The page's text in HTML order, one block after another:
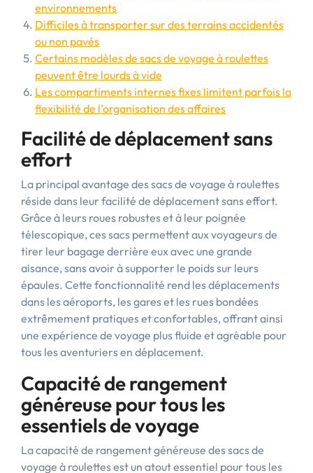
environnements
Difficiles à transporter sur des terrains accidentés
ou non pavés
Certains modèles de sacs de voyage à roulettes
peuvent être lourds à vide
Les compartiments internes fixes limitent parfois la
flexibilité de l’organisation des affaires
Facilité de déplacement sans
effort
La principal avantage des sacs de voyage à roulettes
réside dans leur facilité de déplacement sans effort.
Grâce à leurs roues robustes et à leur poignée
télescopique, ces sacs permettent aux voyageurs de
tirer leur bagage derrière eux avec une grande
aisance, sans avoir à supporter le poids sur leurs
épaules. Cette fonctionnalité rend les déplacements
dans les aéroports, les gares et les rues bondées
extrêmement pratiques et confortables, offrant ainsi
une expérience de voyage plus fluide et agréable pour
tous les aventuriers en déplacement.
Capacité de rangement
généreuse pour tous les
essentiels de voyage
La capacité de rangement généreuse des sacs de
voyage à roulettes est un atout essentiel pour tous les